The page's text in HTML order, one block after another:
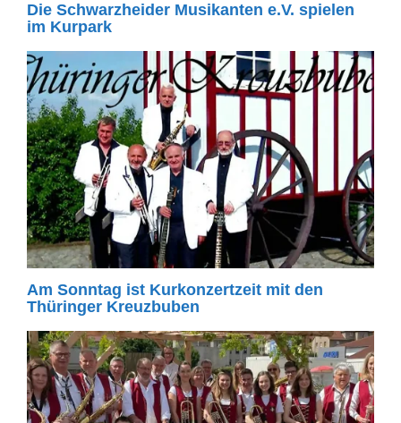
Die Schwarzheider Musikanten e.V. spielen
im Kurpark
Am Sonntag ist Kurkonzertzeit mit den
Thüringer Kreuzbuben